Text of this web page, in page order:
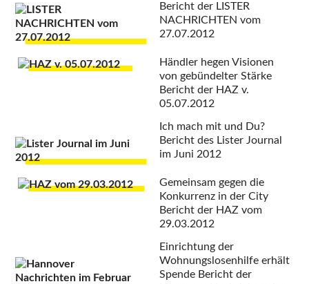
Bericht der LISTER
NACHRICHTEN vom
27.07.2012
Händler hegen Visionen
von gebündelter Stärke
Bericht der HAZ v.
05.07.2012
Ich mach mit und Du?
Bericht des Lister Journal
im Juni 2012
Gemeinsam gegen die
Konkurrenz in der City
Bericht der HAZ vom
29.03.2012
Einrichtung der
Wohnungslosenhilfe erhält
Spende Bericht der